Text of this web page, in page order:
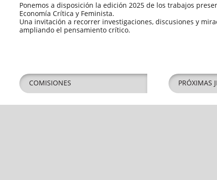
Ponemos a disposición la edición 2025 de los trabajos
Economía Crítica y Feminista.
Una invitación a recorrer investigaciones, discusiones y
ampliando el pensamiento crítico.
COMISIONES PRÓXIMAS